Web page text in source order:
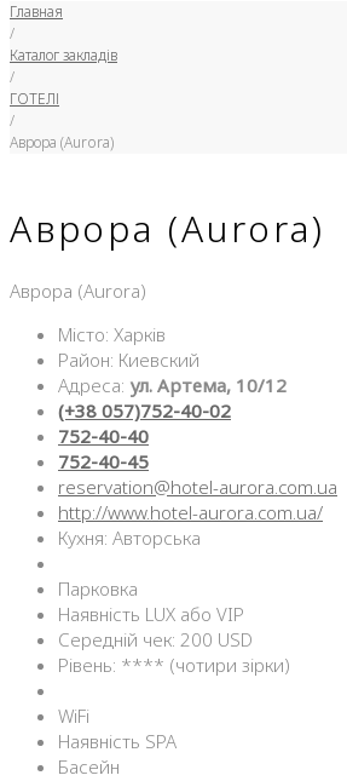
Главная
/
Каталог закладів
/
ГОТЕЛІ
/
Аврора (Aurora)
Аврора (Aurora)
Аврора (Aurora)
Місто: Харків
Район: Киевский
Адреса: ул. Артема, 10/12
(+38 057)752-40-02
752-40-40
752-40-45
reservation@hotel-aurora.com.ua
http://www.hotel-aurora.com.ua/
Кухня: Авторська
Парковка
Наявність LUX або VIP
Середній чек: 200 USD
Рівень: **** (чотири зірки)
WiFi
Наявність SPA
Басейн